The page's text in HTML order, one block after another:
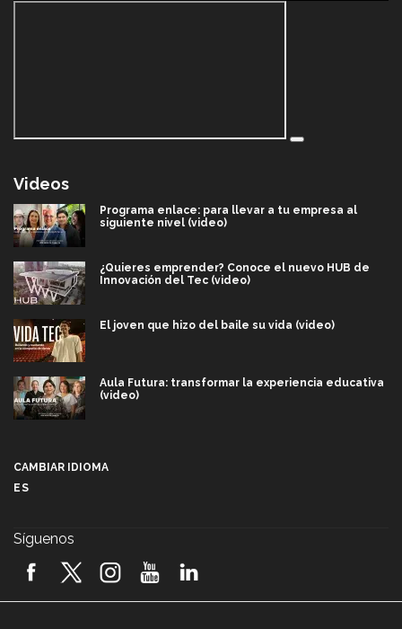
Videos
Programa enlace: para llevar a tu empresa al
siguiente nivel (video)
¿Quieres emprender? Conoce el nuevo HUB de
Innovación del Tec (video)
El joven que hizo del baile su vida (video)
Aula Futura: transformar la experiencia educativa
(video)
2026! (video)
CAMBIAR IDIOMA
ES
Síguenos